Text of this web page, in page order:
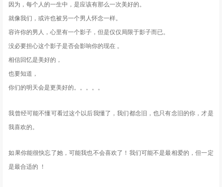
因为，每个人的一生中，是应该有那么一次美好的。
就像我们，或许也被另一个男人怀念一样。
容许你的男人，心里有一个影子，但是仅仅局限于影子而已。
没必要担心这个影子是否会影响你的现在 。
相信回忆是美好的，
也要知道，
你们的明天会是更美好的。。。。。
我曾经可能不懂可看过这个以后我懂了，我们都念旧，也只有念旧的你，才是
我喜欢的。
如果你能很快忘了她，可能我也不会喜欢了！我们可能不是最相爱的，但一定
是最合适的 ！